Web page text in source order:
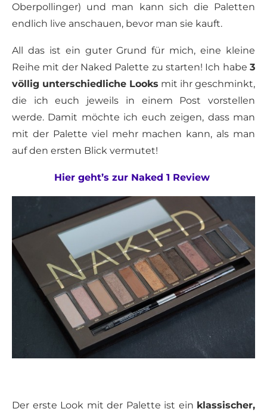
Oberpollinger) und man kann sich die Paletten
endlich live anschauen, bevor man sie kauft.
All das ist ein guter Grund für mich, eine kleine
Reihe mit der Naked Palette zu starten! Ich habe 3
völlig unterschiedliche Looks mit ihr geschminkt,
die ich euch jeweils in einem Post vorstellen
werde. Damit möchte ich euch zeigen, dass man
mit der Palette viel mehr machen kann, als man
auf den ersten Blick vermutet!
Hier geht’s zur Naked 1 Review
Der erste Look mit der Palette ist ein klassischer,